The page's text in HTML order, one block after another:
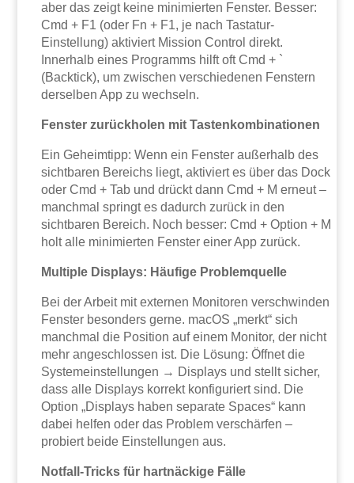
aber das zeigt keine minimierten Fenster. Besser:
Cmd + F1 (oder Fn + F1, je nach Tastatur-
Einstellung) aktiviert Mission Control direkt.
Innerhalb eines Programms hilft oft Cmd + `
(Backtick), um zwischen verschiedenen Fenstern
derselben App zu wechseln.
Fenster zurückholen mit Tastenkombinationen
Ein Geheimtipp: Wenn ein Fenster außerhalb des
sichtbaren Bereichs liegt, aktiviert es über das Dock
oder Cmd + Tab und drückt dann Cmd + M erneut –
manchmal springt es dadurch zurück in den
sichtbaren Bereich. Noch besser: Cmd + Option + M
holt alle minimierten Fenster einer App zurück.
Multiple Displays: Häufige Problemquelle
Bei der Arbeit mit externen Monitoren verschwinden
Fenster besonders gerne. macOS „merkt“ sich
manchmal die Position auf einem Monitor, der nicht
mehr angeschlossen ist. Die Lösung: Öffnet die
Systemeinstellungen → Displays und stellt sicher,
dass alle Displays korrekt konfiguriert sind. Die
Option „Displays haben separate Spaces“ kann
dabei helfen oder das Problem verschärfen –
probiert beide Einstellungen aus.
Notfall-Tricks für hartnäckige Fälle